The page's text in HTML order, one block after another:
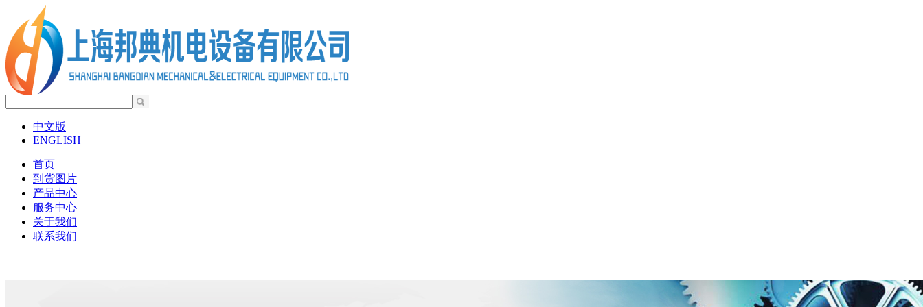
中文版
ENGLISH
首页
到货图片
产品中心
服务中心
关于我们
联系我们